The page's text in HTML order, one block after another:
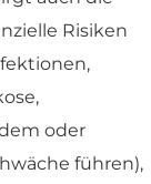
Risiken
oder
führen),